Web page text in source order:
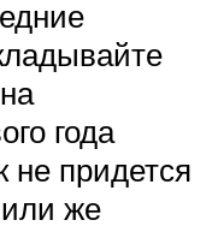
года
придется
или же